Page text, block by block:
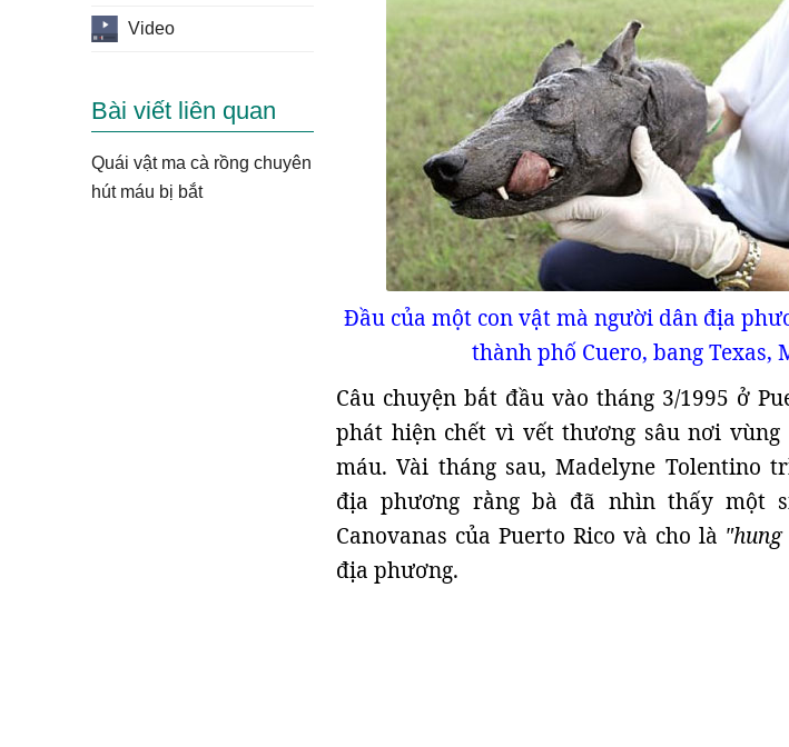
Đầu của một con vật mà người dân địa
thành phố Cuero, bang Texas,
Câu chuyện bắt đầu vào tháng 3/1995 ở
phát hiện chết vì vết thương sâu nơi
máu. Vài tháng sau, Madelyne Tolentino
địa phương rằng bà đã nhìn thấy một
Canovanas của Puerto Rico và cho là
địa phương.
Video
Bài viết liên quan
Quái vật ma cà rồng chuyên
hút máu bị bắt